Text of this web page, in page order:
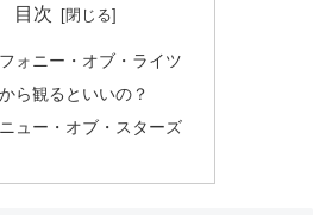
目次
ォニー・オブ・ライツ
ら観るといいの？
ュー・オブ・スターズ